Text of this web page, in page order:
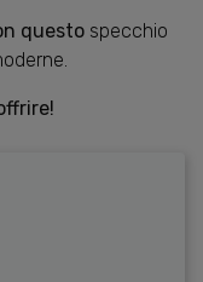
questo specchio